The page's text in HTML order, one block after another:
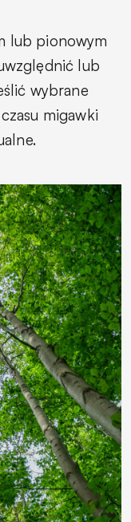
lub pionowym
lub
wybrane
migawki